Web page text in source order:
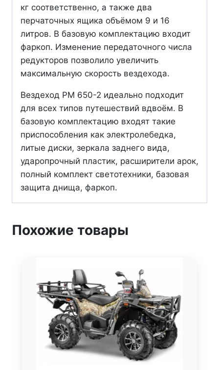
кг соответственно, а также два
перчаточных ящика объёмом 9 и 16
литров. В базовую комплектацию входит
фаркоп. Изменение передаточного числа
редукторов позволило увеличить
максимальную скорость вездехода.
Вездеход РМ 650-2 идеально подходит
для всех типов путешествий вдвоём. В
базовую комплектацию входят такие
приспособления как электролебедка,
литые диски, зеркала заднего вида,
ударопрочный пластик, расширители арок,
полный комплект светотехники, базовая
защита днища, фаркоп.
Похожие товары